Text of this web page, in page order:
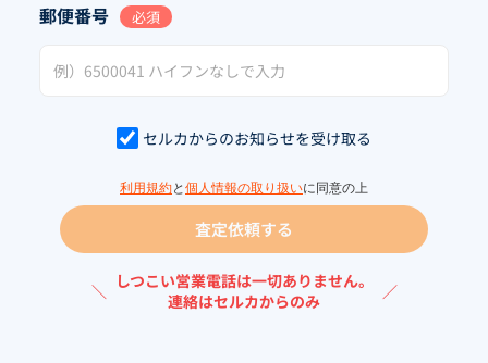
郵便番号 必須
セルカからのお知らせを受け取る
利用規約と 個人情報の取り扱いに同意の上
査定依頼する
＼
しつこい営業電話は一切ありません。
連絡はセルカからのみ
／